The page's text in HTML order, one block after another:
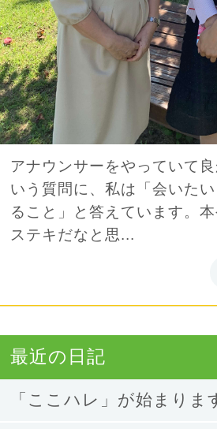
アナウンサーをやっていて
いう質問に、私は「会いた
ること」と答えています。
ステキだなと思...
最近の日記
「ここハレ」が始まりま